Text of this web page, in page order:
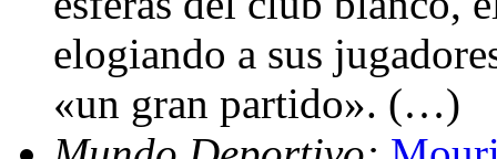
elogiando a sus
«un gran partido». (…)